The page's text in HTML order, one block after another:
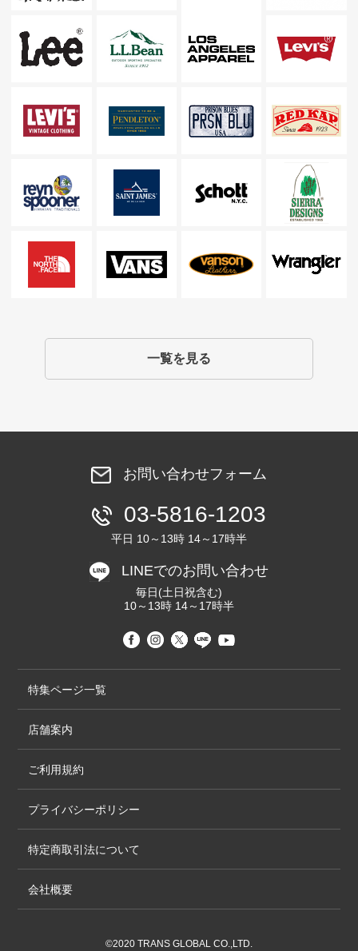
一覧を見る
お問い合わせフォーム
03-5816-1203
平日 10～13時 14～17時半
LINEでのお問い合わせ
毎日(土日祝含む)
10～13時 14～17時半
特集ページ一覧
店舗案内
ご利用規約
プライバシーポリシー
特定商取引法について
会社概要
©2020 TRANS GLOBAL CO.,LTD.